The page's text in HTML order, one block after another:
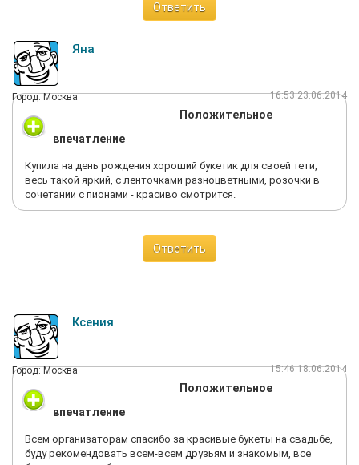
Ответить
Яна
Город: Москва 16:53 23.06.2014
Положительное
впечатление
Купила на день рождения хороший букетик для своей тети,
весь такой яркий, с ленточками разноцветными, розочки в
сочетании с пионами - красиво смотрится.
Ответить
Ксения
Город: Москва 15:46 18.06.2014
Положительное
впечатление
Всем организаторам спасибо за красивые букеты на свадьбе,
буду рекомендовать всем-всем друзьям и знакомым, все